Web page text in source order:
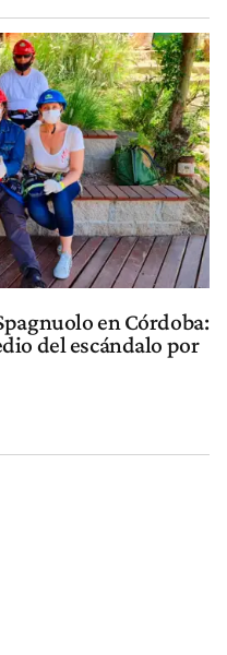
en Córdoba:
del escándalo por